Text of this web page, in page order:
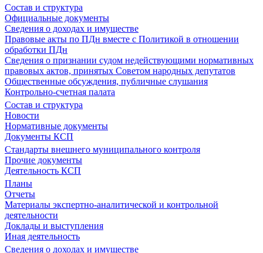
Состав и структура
Официальные документы
Сведения о доходах и имуществе
Правовые акты по ПДн вместе с Политикой в отношении
обработки ПДн
Сведения о признании судом недействующими нормативных
правовых актов, принятых Советом народных депутатов
Общественные обсуждения, публичные слушания
Контрольно-счетная палата
Состав и структура
Новости
Нормативные документы
Документы КСП
Стандарты внешнего муниципального контроля
Прочие документы
Деятельность КСП
Планы
Отчеты
Материалы экспертно-аналитической и контрольной
деятельности
Доклады и выступления
Иная деятельность
Сведения о доходах и имуществе